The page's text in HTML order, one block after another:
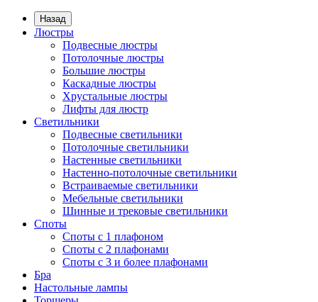
Назад
Люстры
Подвесные люстры
Потолочные люстры
Большие люстры
Каскадные люстры
Хрустальные люстры
Лифты для люстр
Светильники
Подвесные светильники
Потолочные светильники
Настенные светильники
Настенно-потолочные светильники
Встраиваемые светильники
Мебельные светильники
Шинные и трековые светильники
Споты
Споты с 1 плафоном
Споты с 2 плафонами
Споты с 3 и более плафонами
Бра
Настольные лампы